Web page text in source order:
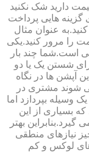
دارید شک نکنید
گزینه هایی پرداخت
عنوان مثال
را مرور کنید.یکی
است.شما چند بار
شستن یک یا دو
آپشن ها در نگاه
شوند مشتری در
وسیله بپردازد اما
بسیاری از این
بهتر
نیازهای منطقی
های لوکس و کم